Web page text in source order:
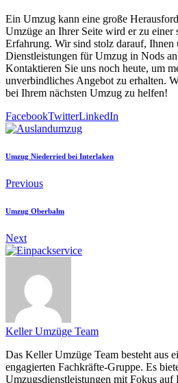
Ein Umzug kann eine große
Umzüge an Ihrer Seite wird er zu einer
Erfahrung. Wir sind stolz darauf, Ihnen
Dienstleistungen für Umzug in Nods
Kontaktieren Sie uns noch heute, um
unverbindliches Angebot zu erhalten.
bei Ihrem nächsten Umzug zu helfen!
FacebookTwitterLinkedIn
Umzug Niederried bei Interlaken
Previous
Umzug Oberbalm
Next
Keller Umzüge Team
Das Keller Umzüge Team besteht aus
engagierten Fachkräfte-Gruppe. Es
Umzugsdienstleistungen mit Fokus auf